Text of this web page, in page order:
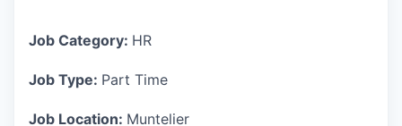
Job Category: HR
Job Type: Part Time
Job Location: Muntelier